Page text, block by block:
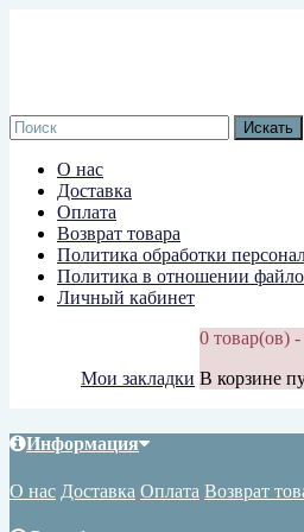
О нас
Доставка
Оплата
Возврат товара
Политика обработки
Политика в отношении
Личный кабинет
Мои закладки
0 товар(ов)
В корзине
Информация
О нас Доставка Оплата Возврат